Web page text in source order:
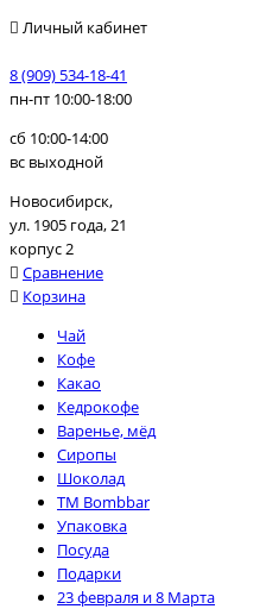
Личный кабинет
8 (909) 534-18-41
пн-пт 10:00-18:00
сб 10:00-14:00
вс выходной
Новосибирск,
ул. 1905 года, 21
корпус 2
Сравнение
Корзина
Чай
Кофе
Какао
Кедрокофе
Варенье, мёд
Сиропы
Шоколад
TM Bombbar
Упаковка
Посуда
Подарки
23 февраля и 8 Марта